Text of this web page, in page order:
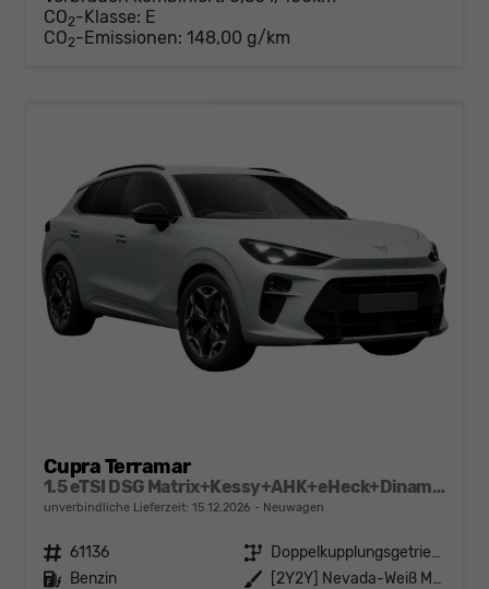
CO2-Klasse: E
CO2-Emissionen: 148,00 g/km
Cupra Terramar
1.5 eTSI DSG Matrix+Kessy+AHK+eHeck+Dinamica+CarPlay+eHeck+GV5
unverbindliche Lieferzeit: 15.12.2026 Neuwagen
Fahrzeugnr. 61136 Getriebe
Doppelkupplungsgetriebe (DSG)
Kraftstoff Benzin Außenfarbe
[2Y2Y] Nevada-Weiß Metallic